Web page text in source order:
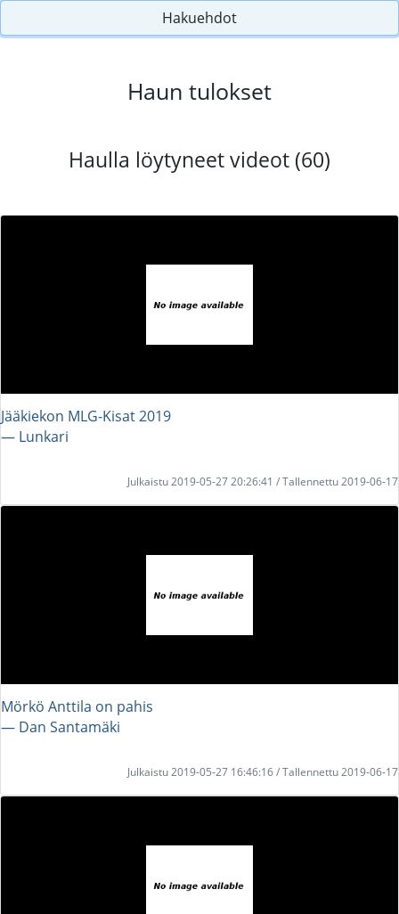
Hakuehdot
Haun tulokset
Haulla löytyneet videot (60)
Jääkiekon MLG-Kisat 2019
― Lunkari
Julkaistu 2019-05-27 20:26:41 / Tallennettu 2019-06-17
Mörkö Anttila on pahis
― Dan Santamäki
Julkaistu 2019-05-27 16:46:16 / Tallennettu 2019-06-17